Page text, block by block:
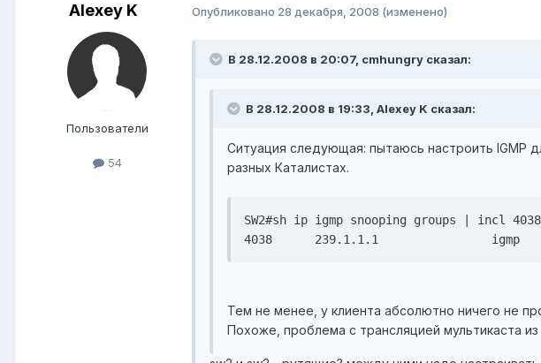
Alexey K
Пользователи
54
Опубликовано 28 декабря, 2008 (изменено)
В 28.12.2008 в 20:07, cmhungry сказал:
В 28.12.2008 в 19:33, Alexey K сказал:
Ситуация следующая: пытаюсь настроить IGMP
разных Каталистах.
SW2#sh ip igmp snooping groups | incl 4038
4038      239.1.1.1                igmp
Тем не менее, у клиента абсолютно ничего не
Похоже, проблема с трансляцией мультикаста